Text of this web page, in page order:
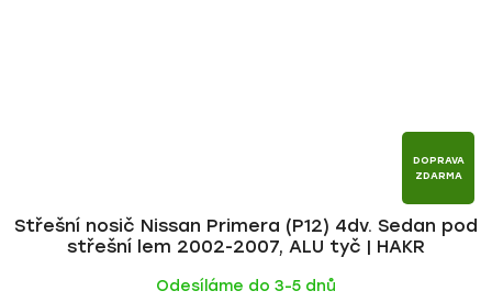
DOPRAVA
ZDARMA
Střešní nosič Nissan Primera (P12) 4dv. Sedan pod
střešní lem 2002-2007, ALU tyč | HAKR
Odesíláme do 3-5 dnů